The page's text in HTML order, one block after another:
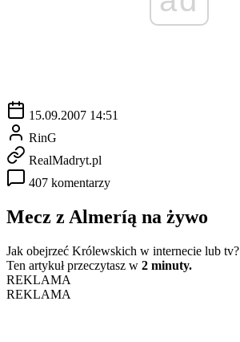
15.09.2007 14:51
RinG
RealMadryt.pl
407 komentarzy
Mecz z Almeríą na żywo
Jak obejrzeć Królewskich w internecie lub tv?
Ten artykuł przeczytasz w 2 minuty.
REKLAMA
REKLAMA